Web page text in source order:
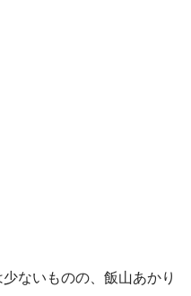
ないものの、飯山あかり